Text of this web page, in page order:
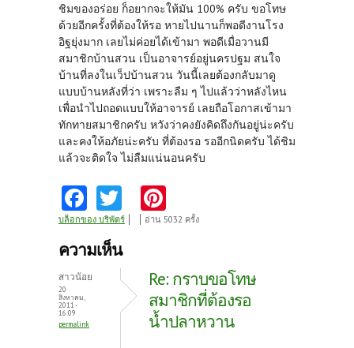
ชิมของอร่อย ก็อยากจะให้มัน 100% ครับ ขอโทษ
ด้วยอีกครั้งที่ต้องให้รอ หายไปนานก็พอดีงานโรง
อิฐยุ่งมาก เลยไม่ค่อยได้เข้ามา พอดีเมื่อวานมี
สมาชิกบ้านสวน เป็นอาจารย์อยู่นครปฐม สนใจ
บ้านที่ลงในเว็ปบ้านสวน วันนี้เลยต้องกลับมาดู
แบบบ้านหลังที่ว่า เพราะลืม ๆ ไปแล้วว่าหลังไหน
เพื่อนำไปถอดแบบให้อาจารย์ เลยถือโอกาสเข้ามา
ทักทายสมาชิกครับ หวังว่าคงยังคิดถึงกันอยู่น่ะครับ
และคงให้อภัยน่ะครับ ที่ต้องรอ รออีกนิดครับ ได้ชิม
แล้วจะติดใจ ไม่ลืมแน่นอนครับ
Fa
ce
b
o
k
w
itt
nt
es
t
บล็อกของ บริพัตร์ อ่าน 5032 ครั้ง
ความเห็น
สาวน้อย
20
สิงหาคม,
2011 -
16:09
permalink
Re: กราบขอโทษ
สมาชิกที่ต้องรอ
น้ำปลาหวาน